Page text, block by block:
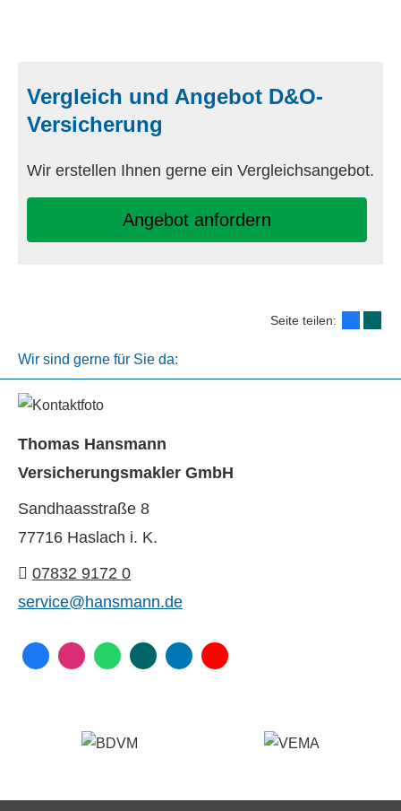
Vergleich und Angebot D&O-
Versicherung
Wir erstellen Ihnen gerne ein Vergleichsangebot.
An­ge­bot an­for­dern
Seite teilen:
Wir sind gerne für Sie da:
Thomas Hansmann
Ver­sicherungs­makler GmbH
Sandhaasstraße 8
77716 Haslach i. K.
07832 9172 0
service@hansmann.de